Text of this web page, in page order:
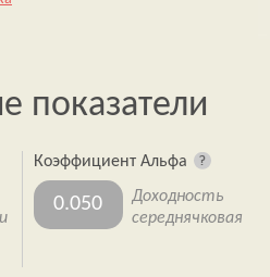
показатели
Коэффициент Альфа
0.050
Доходность
середнячковая